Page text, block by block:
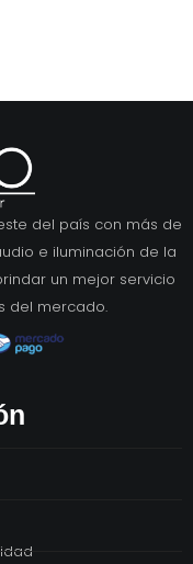
del país con más de
e iluminación de la
un mejor servicio
del mercado.